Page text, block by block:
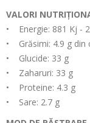
VALORI
• Energie: 881 Kj -
• Grăsimi: 4.9 g din
• Glucide: 33 g
• Zaharuri: 33 g
• Proteine: 4.3 g
• Sare: 2.7 g